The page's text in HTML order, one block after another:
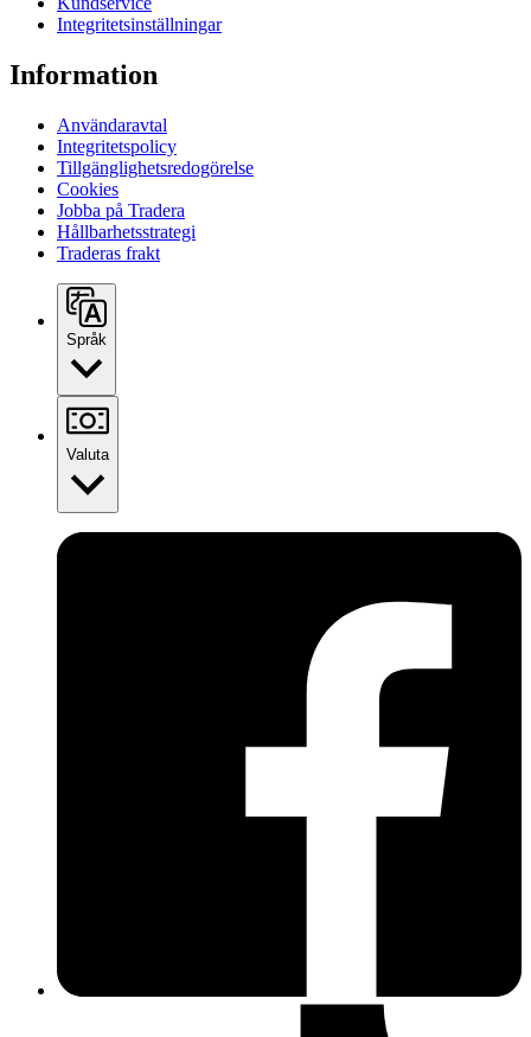
Integritetsinställningar
Information
Användaravtal
Integritetspolicy
Tillgänglighetsredogörelse
Cookies
Jobba på Tradera
Hållbarhetsstrategi
Traderas frakt
Språk
Valuta